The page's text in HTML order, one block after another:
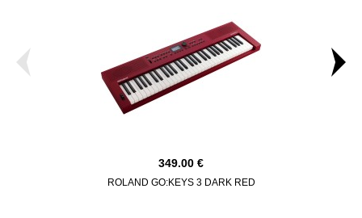
349.00
ROLAND GO:KEYS 3 DARK RED